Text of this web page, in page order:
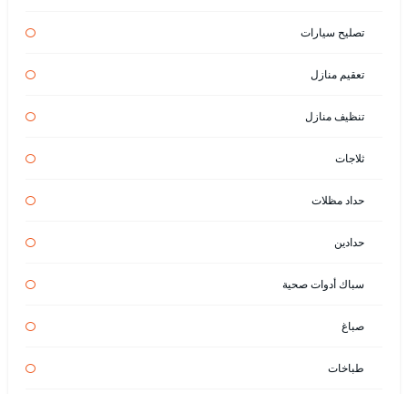
تصليح سيارات
تعقيم منازل
تنظيف منازل
ثلاجات
حداد مظلات
حدادين
سباك أدوات صحية
صباغ
طباخات